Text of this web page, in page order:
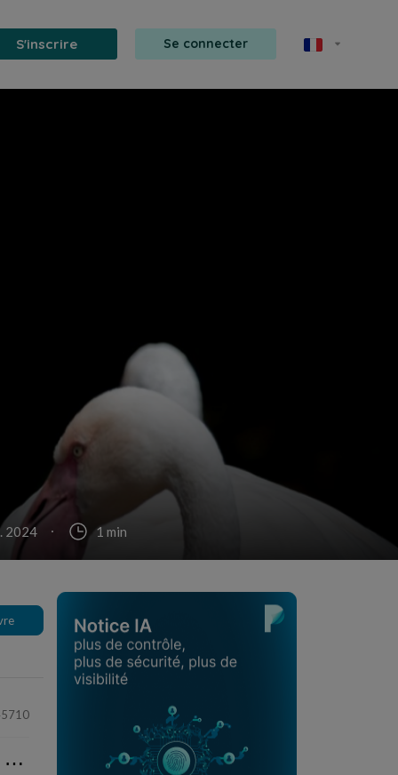
S'inscrire Se connecter
2024 1 min
⋯